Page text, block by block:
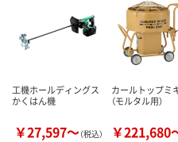
工機ホールディングス
かくはん機
￥27,597～（税込）
カールトップミ
（モルタル用）
￥221,680